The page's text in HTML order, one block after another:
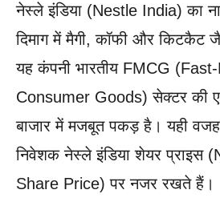
नेस्ले इंडिया (Nestle India) का
दिमाग में मैगी, कॉफी और किटकैट
यह कंपनी भारतीय FMCG
Consumer Goods) सेक्टर की
बाजार में मजबूत पकड़ है। यही
निवेशक नेस्ले इंडिया शेयर प्राइस
Share Price) पर नजर रखते हैं।